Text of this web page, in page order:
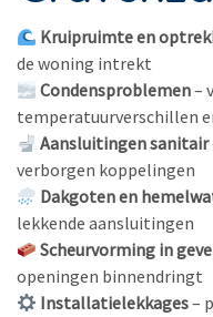
Kruipruimte en
de woning intrekt
Condensproblemen–
temperatuurverschillen
Aansluitingen sanitair
verborgen koppelingen
Dakgoten en
lekkende aansluitingen
Scheurvorming in
openingen binnendringt
Installatielekkages–